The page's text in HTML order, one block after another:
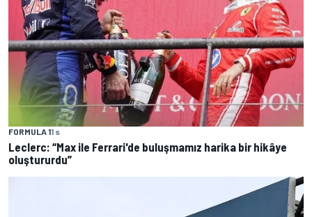
FORMULA 11 s
Leclerc: “Max ile Ferrari'de buluşmamız harika bir hikâye
oluştururdu”